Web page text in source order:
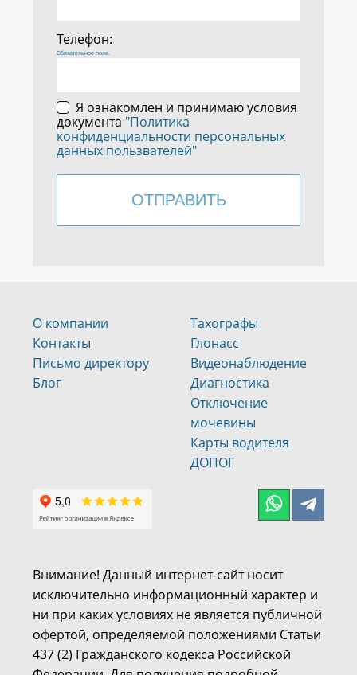
Телефон:
Обязательное поле.
Я ознакомлен и принимаю условия
документа "Политика
конфиденциальности персональных
данных пользвателей"
О компании
Контакты
Письмо директору
Блог
Тахографы
Глонасс
Видеонаблюдение
Диагностика
Отключение
мочевины
Карты водителя
ДОПОГ
Внимание! Данный интернет-сайт носит
исключительно информационный характер и
ни при каких условиях не является публичной
офертой, определяемой положениями Статьи
437 (2) Гражданского кодекса Российской